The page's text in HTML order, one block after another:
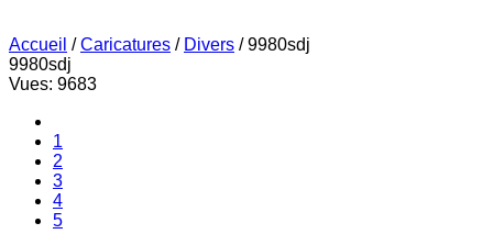
Accueil /Caricatures / Divers /9980sdj
9980sdj
Vues: 9683
1
2
3
4
5